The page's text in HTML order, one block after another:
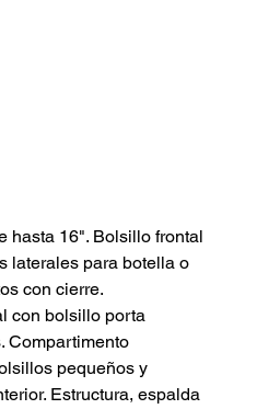
hasta 16". Bolsillo frontal
laterales para botella o
con cierre.
con bolsillo porta
Compartimento
pequeños y
Estructura, espalda